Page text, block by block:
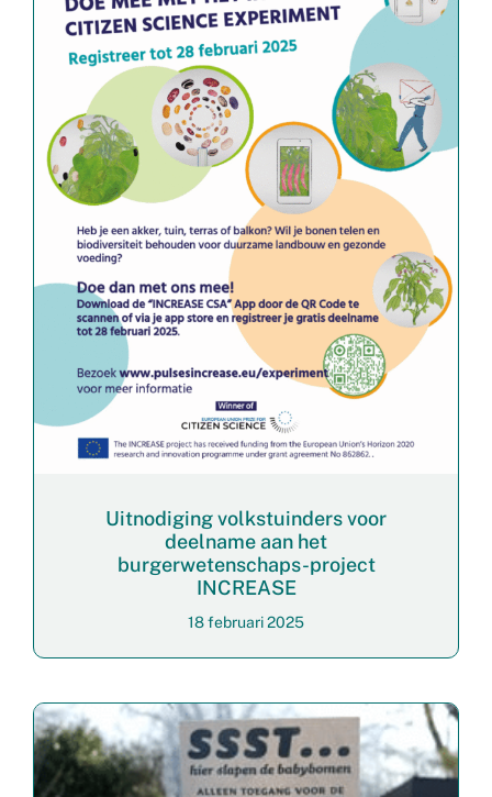
Uitnodiging volkstuinders voor
deelname aan het
burgerwetenschaps-project
INCREASE
18 februari 2025